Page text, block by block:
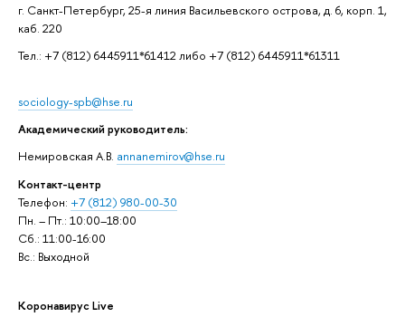
г. Санкт-Петербург, 25-я линия Васильевского острова, д. 6, корп. 1,
каб. 220
Тел.: +7 (812) 6445911*61412 либо +7 (812) 6445911*61311
sociology-spb@hse.ru
Академический руководитель:
Немировская А.В. annanemirov@hse.ru
Контакт-центр
Телефон: +7 (812) 980-00-30
Пн. – Пт.: 10:00–18:00
Сб.: 11:00-16:00
Вс.: Выходной
Коронавирус Live